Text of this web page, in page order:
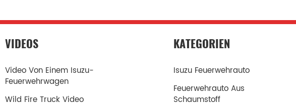
VIDEOS
Video Von Einem Isuzu-
Feuerwehrwagen
Wild Fire Truck Video
KATEGORIEN
Isuzu Feuerwehrauto
Feuerwehrauto Aus
Schaumstoff